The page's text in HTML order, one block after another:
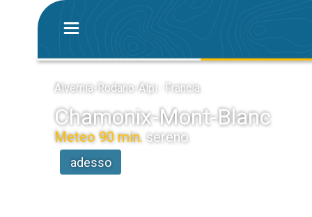
Alvernia-Rodano-Alpi · Francia
Chamonix-Mont-Blanc
Meteo 90 min. sereno
adesso